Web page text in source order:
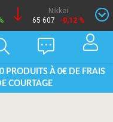
Nikkei
65 607
-0,12 %
PRODUITS À 0€ DE FRAIS
COURTAGE